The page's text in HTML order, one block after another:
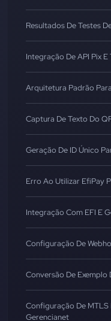
Resultados De Testes
Integração De API Pix E
Arquitetura Padrão
Captura De Texto Do
Geração De ID Único
Erro Ao Utilizar EfiPay
Integração Com EFI E
Configuração De
Conversão De
Configuração De MTLS
Gerencianet